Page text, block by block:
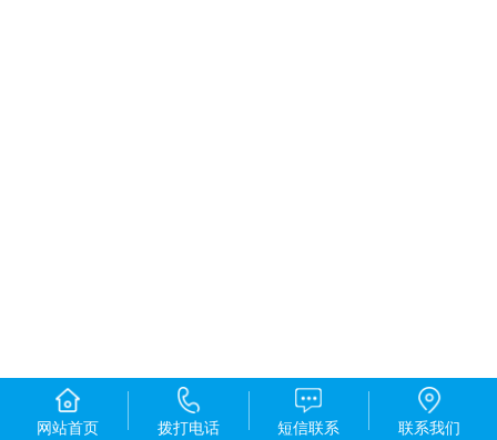
网站首页 拨打电话 短信联系 联系我们